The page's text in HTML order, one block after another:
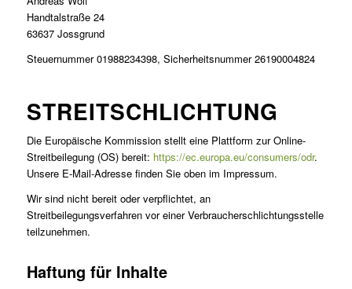
Handtalstraße 24
63637 Jossgrund
Steuernummer 01988234398, Sicherheitsnummer 26190004824
STREITSCHLICHTUNG
Die Europäische Kommission stellt eine Plattform zur Online-
Streitbeilegung (OS) bereit: https://ec.europa.eu/consumers/odr.
Unsere E-Mail-Adresse finden Sie oben im Impressum.
Wir sind nicht bereit oder verpflichtet, an
Streitbeilegungsverfahren vor einer Verbraucherschlichtungsstelle
teilzunehmen.
Haftung für Inhalte